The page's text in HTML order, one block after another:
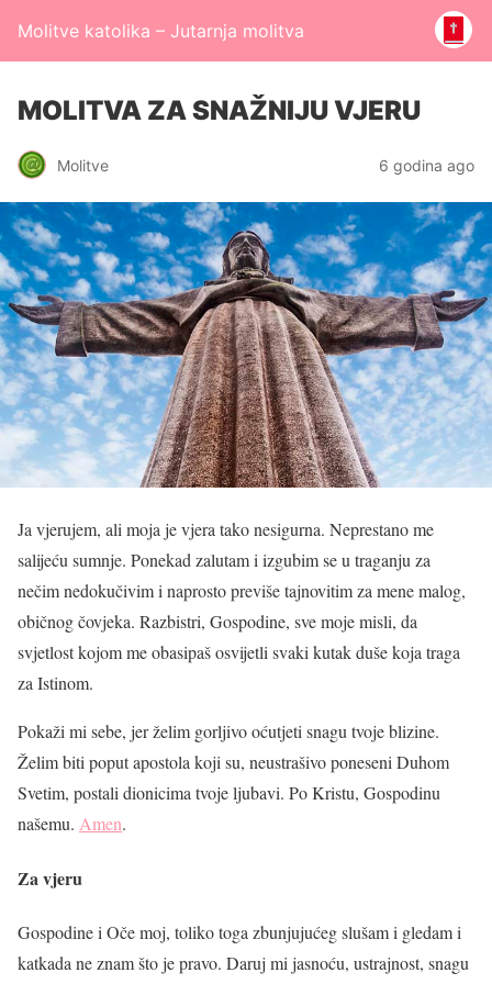
Molitve katolika – Jutarnja molitva
MOLITVA ZA SNAŽNIJU VJERU
Molitve 6 godina ago
Ja vjerujem, ali moja je vjera tako nesigurna. Neprestano me
salijeću sumnje. Ponekad zalutam i izgubim se u traganju za
nečim nedokučivim i naprosto previše tajnovitim za mene malog,
običnog čovjeka. Razbistri, Gospodine, sve moje misli, da
svjetlost kojom me obasipaš osvijetli svaki kutak duše koja traga
za Istinom.
Pokaži mi sebe, jer želim gorljivo oćutjeti snagu tvoje blizine.
Želim biti poput apostola koji su, neustrašivo poneseni Duhom
Svetim, postali dionicima tvoje ljubavi. Po Kristu, Gospodinu
našemu. Amen.
Za vjeru
Gospodine i Oče moj, toliko toga zbunjujućeg slušam i gledam i
katkada ne znam što je pravo. Daruj mi jasnoću, ustrajnost, snagu